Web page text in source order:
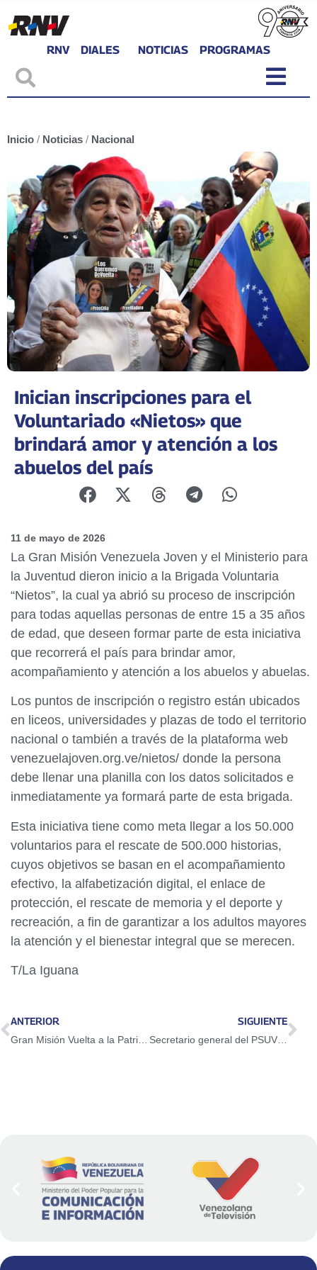
RNV DIALES NOTICIAS PROGRAMAS
Inicio / Noticias / Nacional
Inician inscripciones para el
Voluntariado «Nietos» que
brindará amor y atención a los
abuelos del país
11 de mayo de 2026
La Gran Misión Venezuela Joven y el Ministerio para
la Juventud dieron inicio a la Brigada Voluntaria
“Nietos”, la cual ya abrió su proceso de inscripción
para todas aquellas personas de entre 15 a 35 años
de edad, que deseen formar parte de esta iniciativa
que recorrerá el país para brindar amor,
acompañamiento y atención a los abuelos y abuelas.
Los puntos de inscripción o registro están ubicados
en liceos, universidades y plazas de todo el territorio
nacional o también a través de la plataforma web
venezuelajoven.org.ve/nietos/ donde la persona
debe llenar una planilla con los datos solicitados e
inmediatamente ya formará parte de esta brigada.
Esta iniciativa tiene como meta llegar a los 50.000
voluntarios para el rescate de 500.000 historias,
cuyos objetivos se basan en el acompañamiento
efectivo, la alfabetización digital, el enlace de
protección, el rescate de memoria y el deporte y
recreación, a fin de garantizar a los adultos mayores
la atención y el bienestar integral que se merecen.
T/La Iguana
ANTERIOR
Gran Misión Vuelta a la Patria trae a 166 connacionales
SIGUIENTE
Secretario general del PSUV ratificó la soberanía que tiene Venezuela sobre la Guayana Esequiba